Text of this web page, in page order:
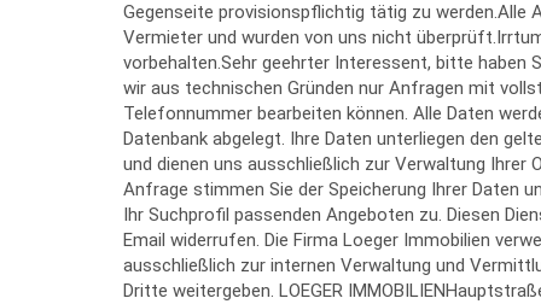
Gegenseite provisionspflichtig tätig zu werden.Alle
Vermieter und wurden von uns nicht
vorbehalten.Sehr geehrter Interessent, bitte haben
wir aus technischen Gründen nur Anfragen mit
Telefonnummer bearbeiten können. Alle Daten
Datenbank abgelegt. Ihre Daten unterliegen den
und dienen uns ausschließlich zur Verwaltung Ihrer
Anfrage stimmen Sie der Speicherung Ihrer Daten
Ihr Suchprofil passenden Angeboten zu. Diesen
Email widerrufen. Die Firma Loeger Immobilien
ausschließlich zur internen Verwaltung und
Dritte weitergeben. LOEGER